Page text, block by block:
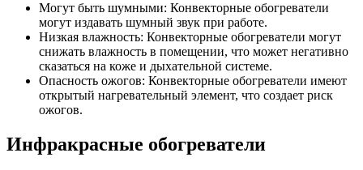
Могут быть шумными: Конвекторные обогреватели
могут издавать шумный звук при работе.
Низкая влажность: Конвекторные обогреватели могут
снижать влажность в помещении, что может негативно
сказаться на коже и дыхательной системе.
Опасность ожогов: Конвекторные обогреватели имеют
открытый нагревательный элемент, что создает риск
ожогов.
Инфракрасные обогреватели